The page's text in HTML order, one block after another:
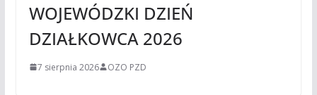
WOJEWÓDZKI DZIEŃ
DZIAŁKOWCA 2026
7 sierpnia 2026 OZO PZD